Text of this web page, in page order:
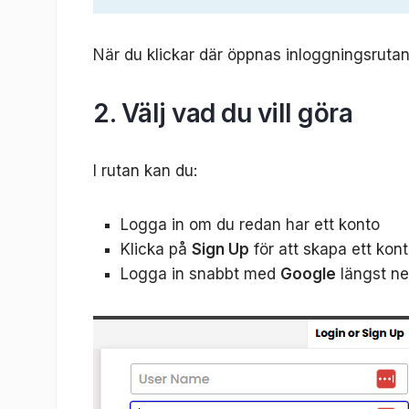
När du klickar där öppnas
2. Välj vad du vill göra
I rutan kan du:
Logga in om du redan har ett konto
Klicka på Sign Up för att skapa ett
Logga in snabbt med Google längst